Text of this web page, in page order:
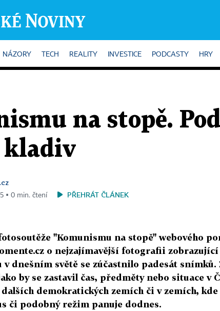
NÁZORY TECH REALITY INVESTICE PODCASTY HRY
na stopě.
kladiv
▪ 0 min. čtení PŘEHRÁT ČLÁNEK
"Komunismu na stopě" webového
o nejzajímavější fotografii
v dnešním světě se zúčastnilo padesát snímků.
by se zastavil čas, předměty nebo situace v
demokratických zemích či v zemích, kde
či podobný režim panuje dodnes.